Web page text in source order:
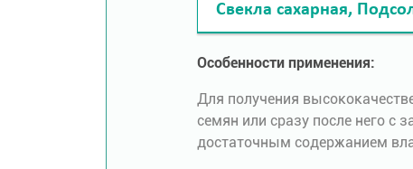
Свекла сахарная,
Особенности применения:
Для получения
семян или сразу после него с
достаточным содержанием